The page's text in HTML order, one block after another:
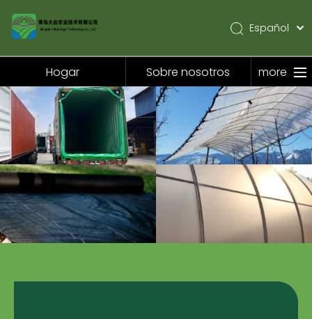
Hogar
Sobre nosotros
Productos
Solicitud
Noticias
Contáctenos
Español
Pусский
Hogar Sobre nosotros more